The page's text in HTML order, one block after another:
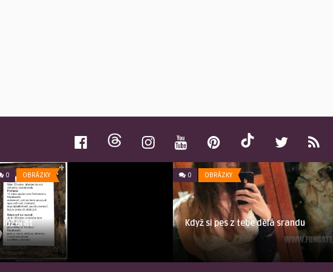
0 OBRÁZKY
Inzerát
0 OBRÁZKY
Když si pes z tebe dělá srandu